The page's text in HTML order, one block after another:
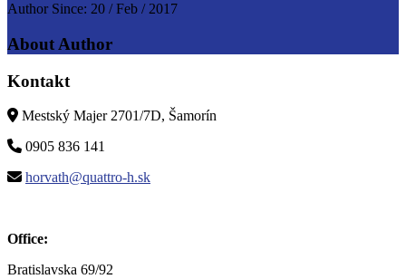
Author Since: 20 / Feb / 2017
About Author
Kontakt
Mestský Majer 2701/7D, Šamorín
0905 836 141
horvath@quattro-h.sk
Office:
Bratislavska 69/92